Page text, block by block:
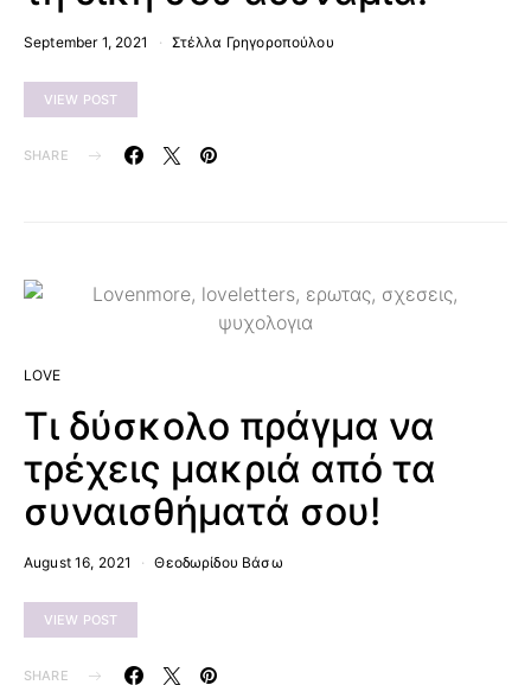
September 1, 2021 Στέλλα Γρηγοροπούλου
VIEW POST
SHARE
LOVE
Τι δύσκολο πράγμα να
τρέχεις μακριά από τα
συναισθήματά σου!
August 16, 2021 Θεοδωρίδου Βάσω
VIEW POST
SHARE